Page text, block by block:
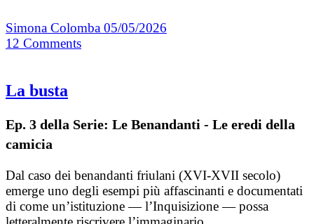
Simona Colomba 05/05/2026
12 Comments
La busta
Ep. 3 della Serie: Le Benandanti - Le eredi della
camicia
Dal caso dei benandanti friulani (XVI-XVII secolo)
emerge uno degli esempi più affascinanti e documentati
di come un’istituzione — l’Inquisizione — possa